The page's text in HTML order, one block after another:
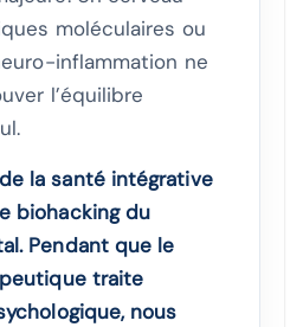
moléculaires ou
inflammation ne
l’équilibre
la santé intégrative
biohacking du
Pendant que le
traite
nous